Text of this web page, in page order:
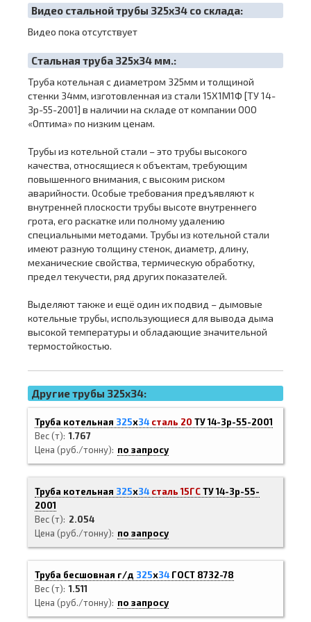
Видео стальной трубы 325х34 со склада:
Видео пока отсутствует
Cтальная труба 325х34 мм.:
Труба котельная с диаметром 325мм и толщиной
стенки 34мм, изготовленная из стали 15Х1М1Ф [ТУ 14-
3р-55-2001] в наличии на складе от компании ООО
«Оптима» по низким ценам.
Трубы из котельной стали – это трубы высокого
качества, относящиеся к объектам, требующим
повышенного внимания, с высоким риском
аварийности. Особые требования предъявляют к
внутренней плоскости трубы высоте внутреннего
грота, его раскатке или полному удалению
специальными методами. Трубы из котельной стали
имеют разную толщину стенок, диаметр, длину,
механические свойства, термическую обработку,
предел текучести, ряд других показателей.
Выделяют также и ещё один их подвид – дымовые
котельные трубы, использующиеся для вывода дыма
высокой температуры и обладающие значительной
термостойкостью.
Другие трубы 325x34:
Труба котельная 325х34 сталь 20 ТУ 14-3р-55-2001
Вес (т) 1.767
Цена (руб./тонну)
по запросу
Труба котельная 325х34 сталь 15ГСТУ 14-3р-55-
2001
Вес (т)
2.054
Цена (руб./тонну)
по запросу
Труба бесшовная г/д 325х34 ГОСТ 8732-78
Вес (т) 1.511
Цена (руб./тонну)
по запросу